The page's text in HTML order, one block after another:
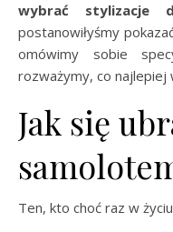
wybrać stylizacje
postanowiłyśmy
omówimy sobie
rozważymy, co najlepiej
Jak się
Ten, kto choć raz w